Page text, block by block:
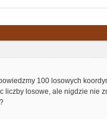
100 losowych
liczby losowe, ale nigdzie nie